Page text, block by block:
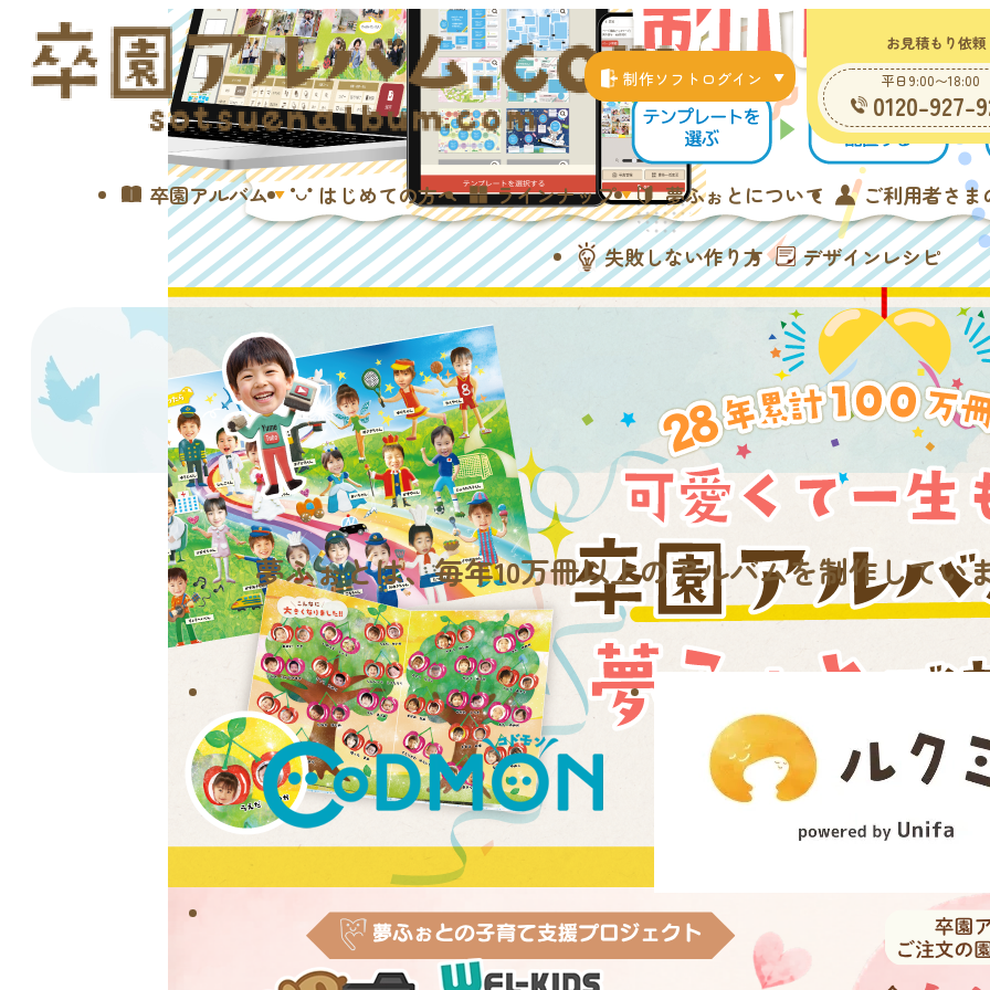
制作ソフトログイン
お見積もり依
平日9:00〜18:00
0120-927-
卒園アルバム はじめての方へ ラインナップ 夢ふぉとについて ご利用者さま
失敗しない作り方 デザインレシピ
夢ふぉとは、毎年10万冊以上のアルバムを制作してい